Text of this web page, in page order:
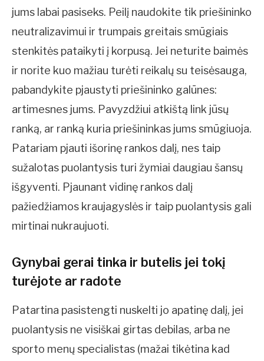
jums labai pasiseks. Peilį naudokite tik priešininko
neutralizavimui ir trumpais greitais smūgiais
stenkitės pataikyti į korpusą. Jei neturite baimės
ir norite kuo mažiau turėti reikalų su teisėsauga,
pabandykite pjaustyti priešininko galūnes:
artimesnes jums. Pavyzdžiui atkištą link jūsų
ranką, ar ranką kuria priešininkas jums smūgiuoja.
Patariam pjauti išorinę rankos dalį, nes taip
sužalotas puolantysis turi žymiai daugiau šansų
išgyventi. Pjaunant vidinę rankos dalį
pažiedžiamos kraujagyslės ir taip puolantysis gali
mirtinai nukraujuoti.
Gynybai gerai tinka ir butelis jei tokį
turėjote ar radote
Patartina pasistengti nuskelti jo apatinę dalį, jei
puolantysis ne visiškai girtas debilas, arba ne
sporto menų specialistas (mažai tikėtina kad